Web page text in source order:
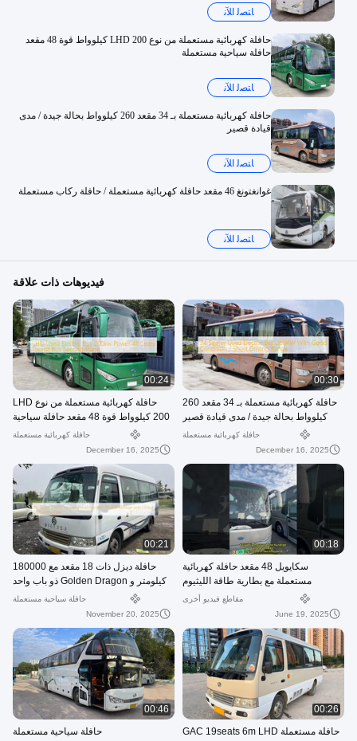
ﺎﺘﺼﻟ ﺍﻶﻧ
حافلة كهربائية مستعملة من نوع LHD 200 كيلوواط قوة 48 مقعد
حافلة سياحية مستعملة
ﺎﺘﺼﻟ ﺍﻶﻧ
حافلة كهربائية مستعملة بـ 34 مقعد 260 كيلوواط بحالة جيدة / مدى
قيادة قصير
ﺎﺘﺼﻟ ﺍﻶﻧ
غوانغتونغ 46 مقعد حافلة كهربائية مستعملة / حافلة ركاب مستعملة
ﺎﺘﺼﻟ ﺍﻶﻧ
فيديوهات ذات علاقة
00:30
حافلة كهربائية مستعملة بـ 34 مقعد 260
كيلوواط بحالة جيدة / مدى قيادة قصير
حافلة كهربائية مستعملة
December 16, 2025
00:24
حافلة كهربائية مستعملة من نوع LHD
200 كيلوواط قوة 48 مقعد حافلة سياحية
مستعملة
حافلة كهربائية مستعملة
December 16, 2025
00:18
سكايويل 48 مقعد حافلة كهربائية
مستعملة مع بطارية طاقة الليثيوم
مقاطع فيديو أخرى
June 19, 2025
00:21
حافلة ديزل ذات 18 مقعد مع 180000
كيلومتر و Golden Dragon ذو باب واحد
حافلة سياحية مستعملة
November 20, 2025
00:26
حافلة مستعملة GAC 19seats 6m LHD
00:46
حافلة سياحية مستعملة